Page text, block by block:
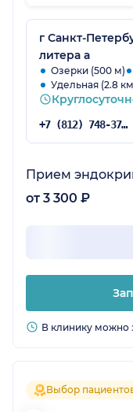
где можно
результаты
обращалась,
г Санкт-
литера а
Озерки (500 м)
Удельная (2.8
+7 (812) 748-37-83
Прием
от 3 300 ₽
В клинику можно
Выбор